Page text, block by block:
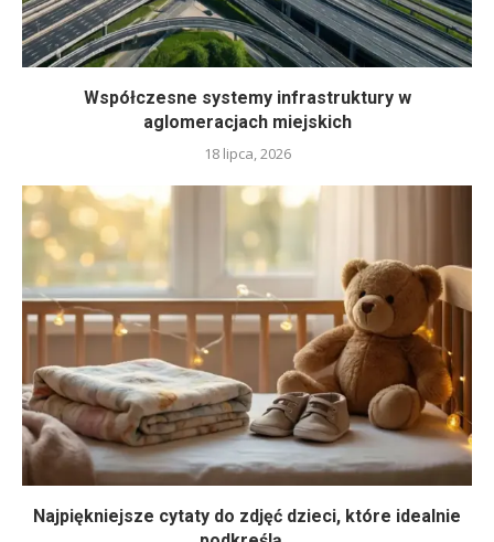
Współczesne systemy infrastruktury w
aglomeracjach miejskich
18 lipca, 2026
Najpiękniejsze cytaty do zdjęć dzieci, które idealnie